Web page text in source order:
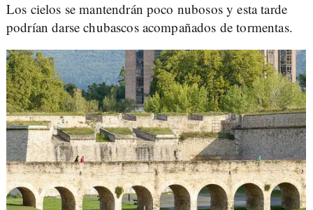
Los cielos se mantendrán poco nubosos y esta tarde
podrían darse chubascos acompañados de tormentas.